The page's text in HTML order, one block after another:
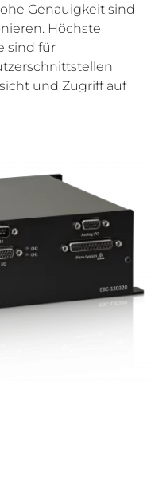
Genauigkeit sind
Höchste
sind für
und Zugriff auf